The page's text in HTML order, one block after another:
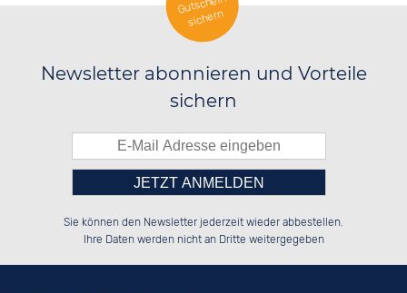
sichern
Newsletter abonnieren und Vorteile
sichern
░░████░░██░░██░░██░░██░░██░░██░░
░░░░██░░██████░░██████░░██████░░
░░░░██░░██░░██░░░░░░██░░░░░░██░░
Bitte tragen Sie die Zahl in
das nebenstehende Feld ein.
Sie können den Newsletter jederzeit wieder abbestellen.
Ihre Daten werden nicht an Dritte weitergegeben